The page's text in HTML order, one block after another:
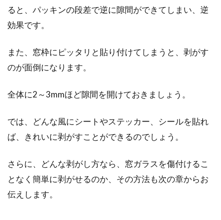
玄関などにあるちょっとしたくぼみ、いわゆる
防止に有効なアイテムは？
近年は、ペットと暮らせる賃貸物件が増えてき
ています。そのため、アパートの部屋で猫を飼
っている...
窓の隙間から侵入する冷気をパネル
ると、パッキンの段差で逆に隙間ができてしまい、逆
効果です。
また、窓枠にピッタリと貼り付けてしまうと、剥がす
のが面倒になります。
全体に2～3mmほど隙間を開けておきましょう。
では、どんな風にシートやステッカー、シールを貼れ
ば、きれいに剥がすことができるのでしょう。
さらに、どんな剥がし方なら、窓ガラスを傷付けるこ
となく簡単に剥がせるのか、その方法も次の章からお
伝えします。